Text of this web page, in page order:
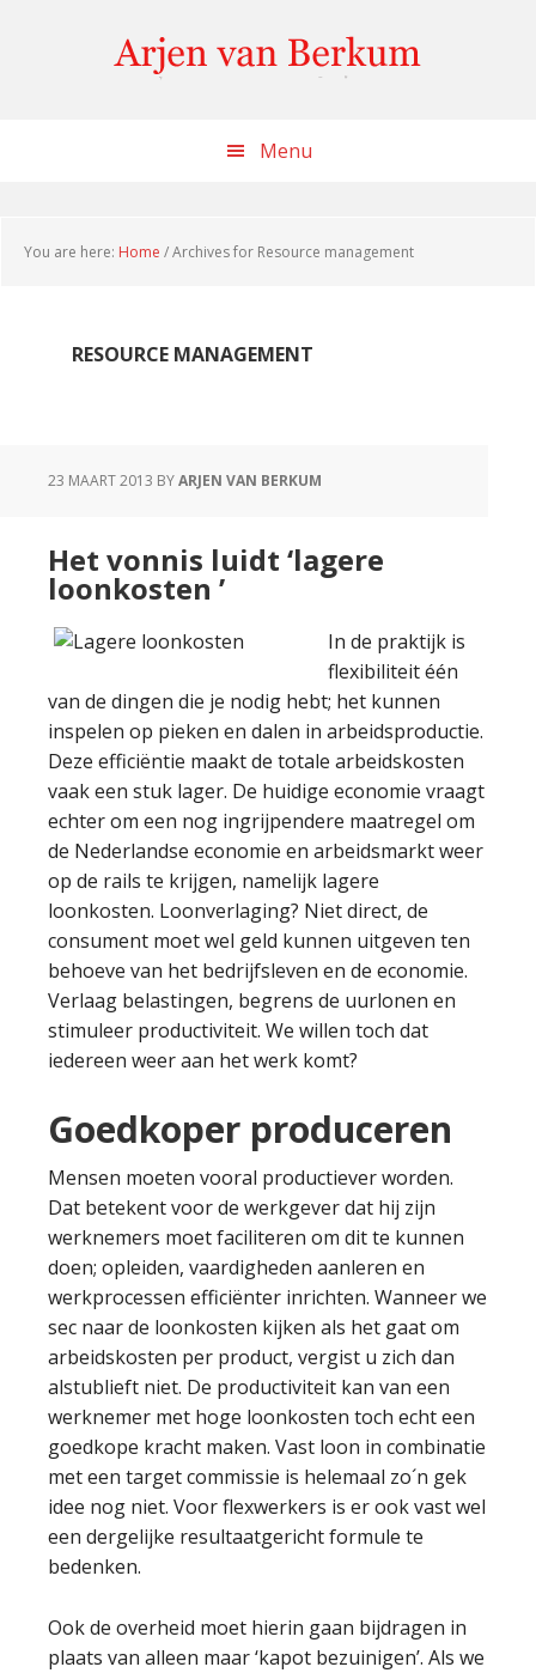
Menu
You are here: Home /Archives for Resource management
RESOURCE MANAGEMENT
23 MAART 2013 BYARJEN VAN BERKUM
Het vonnis luidt ‘lagere
loonkosten ’
In de praktijk is
flexibiliteit één
van de dingen die je nodig hebt; het kunnen
inspelen op pieken en dalen in arbeidsproductie.
Deze efficiëntie maakt de totale arbeidskosten
vaak een stuk lager. De huidige economie vraagt
echter om een nog ingrijpendere maatregel om
de Nederlandse economie en arbeidsmarkt weer
op de rails te krijgen, namelijk lagere
loonkosten. Loonverlaging? Niet direct, de
consument moet wel geld kunnen uitgeven ten
behoeve van het bedrijfsleven en de economie.
Verlaag belastingen, begrens de uurlonen en
stimuleer productiviteit. We willen toch dat
iedereen weer aan het werk komt?
Goedkoper produceren
Mensen moeten vooral productiever worden.
Dat betekent voor de werkgever dat hij zijn
werknemers moet faciliteren om dit te kunnen
doen; opleiden, vaardigheden aanleren en
werkprocessen efficiënter inrichten. Wanneer we
sec naar de loonkosten kijken als het gaat om
arbeidskosten per product, vergist u zich dan
alstublieft niet. De productiviteit kan van een
werknemer met hoge loonkosten toch echt een
goedkope kracht maken. Vast loon in combinatie
met een target commissie is helemaal zo´n gek
idee nog niet. Voor flexwerkers is er ook vast wel
een dergelijke resultaatgericht formule te
bedenken.
Ook de overheid moet hierin gaan bijdragen in
plaats van alleen maar ‘kapot bezuinigen’. Als we